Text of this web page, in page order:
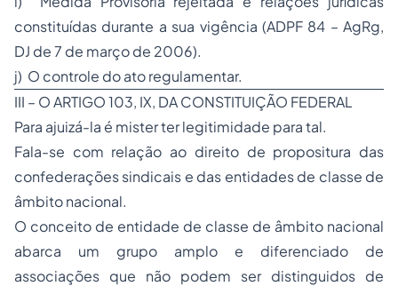
constituídas durante a sua vigência (ADPF 84 – AgRg,
DJ de 7 de março de 2006).
j) O controle do ato regulamentar.
III – O ARTIGO 103, IX, DA CONSTITUIÇÃO FEDERAL
Para ajuizá-la é mister ter legitimidade para tal.
Fala-se com relação ao direito de propositura das
confederações sindicais e das entidades de classe de
âmbito nacional.
O conceito de entidade de classe de âmbito nacional
abarca um grupo amplo e diferenciado de
associações que não podem ser distinguidos de